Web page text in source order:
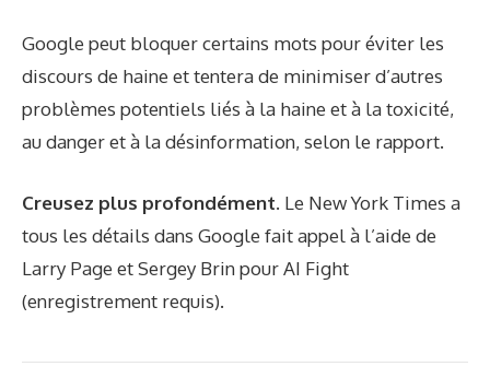
Google peut bloquer certains mots pour éviter les
discours de haine et tentera de minimiser d’autres
problèmes potentiels liés à la haine et à la toxicité,
au danger et à la désinformation, selon le rapport.
Creusez plus profondément. Le New York Times a
tous les détails dans Google fait appel à l’aide de
Larry Page et Sergey Brin pour AI Fight
(enregistrement requis).